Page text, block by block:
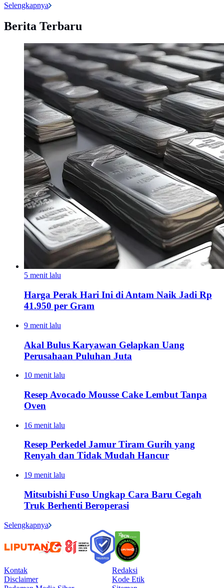
Selengkapnya
Berita Terbaru
5 menit lalu
Harga Perak Hari Ini di Antam Naik Jadi Rp
41.950 per Gram
9 menit lalu
Akal Bulus Karyawan Gelapkan Uang
Perusahaan Puluhan Juta
10 menit lalu
Resep Avocado Mousse Cake Lembut Tanpa
Oven
16 menit lalu
Resep Perkedel Jamur Tiram Gurih yang
Renyah dan Tidak Mudah Hancur
19 menit lalu
Mitsubishi Fuso Ungkap Cara Baru Cegah
Truk Berhenti Beroperasi
Selengkapnya
Kontak
Redaksi
Disclaimer
Kode Etik